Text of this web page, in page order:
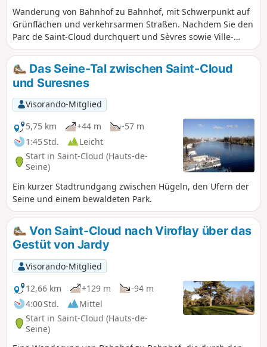
Wanderung von Bahnhof zu Bahnhof, mit Schwerpunkt auf
Grünflächen und verkehrsarmen Straßen. Nachdem Sie den
Parc de Saint-Cloud durchquert und Sèvres sowie Ville-
d'Avray passiert haben, führt die Route entlang der Étangs
de Ville-d'Avray und erreicht schließlich den Parc de Marly,
nach ausgedehnten Waldpassagen, die von eher
städtischen Abschnitten unterbrochen werden. Unterwegs
entdecken Sie geschichtsträchtige Orte.
Das Seine-Tal zwischen Saint-Cloud
und Suresnes
Visorando-Mitglied
5,75 km
+44 m
-57 m
1:45 Std.
Leicht
Start in Saint-Cloud (Hauts-de-
Seine)
Ein kurzer Stadtrundgang zwischen Hügeln, den Ufern der
Seine und einem bewaldeten Park.
Von Saint-Cloud nach Viroflay über das
Gestüt von Jardy
Visorando-Mitglied
12,66 km
+129 m
-94 m
4:00 Std.
Mittel
Start in Saint-Cloud (Hauts-de-
Seine)